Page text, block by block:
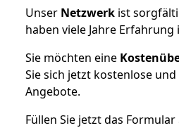
Unser Netzwerk ist
haben viele Jahre
Sie möchten eine
Sie sich jetzt kostenlose
Angebote.
Füllen Sie jetzt das